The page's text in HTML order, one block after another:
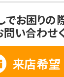
お困りの
い合わせ
来店希望